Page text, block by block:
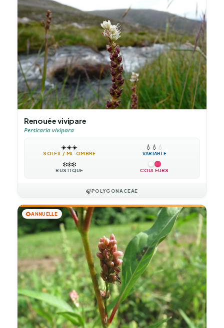
Renouée vivipare
Persicaria vivipara
☀️☀️☀️
SOLEIL / MI-OMBRE
💧 💧 💧
VARIABLE
❄️❄️❄️
RUSTIQUE COULEURS
🍃POLYGONACEAE
🌻ANNUELLE